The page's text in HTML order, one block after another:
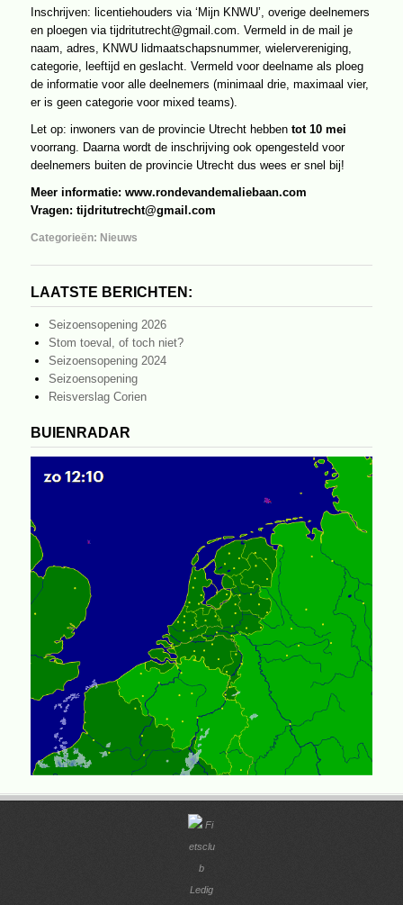
Inschrijven: licentiehouders via ‘Mijn KNWU’, overige deelnemers
en ploegen via tijdritutrecht@gmail.com. Vermeld in de mail je
naam, adres, KNWU lidmaatschapsnummer, wielervereniging,
categorie, leeftijd en geslacht. Vermeld voor deelname als ploeg
de informatie voor alle deelnemers (minimaal drie, maximaal vier,
er is geen categorie voor mixed teams).
Let op: inwoners van de provincie Utrecht hebben tot 10 mei
voorrang. Daarna wordt de inschrijving ook opengesteld voor
deelnemers buiten de provincie Utrecht dus wees er snel bij!
Meer informatie: www.rondevandemaliebaan.com
Vragen: tijdritutrecht@gmail.com
Categorieën: Nieuws
LAATSTE BERICHTEN:
Seizoensopening 2026
Stom toeval, of toch niet?
Seizoensopening 2024
Seizoensopening
Reisverslag Corien
BUIENRADAR